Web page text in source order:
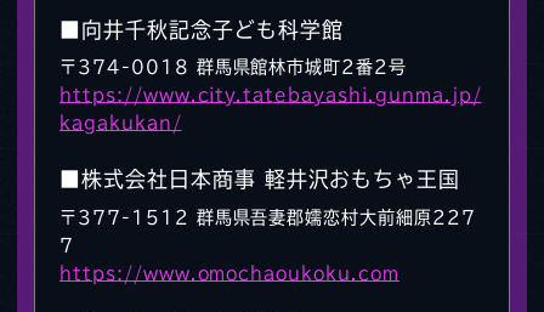
■向井千秋記念子ども科学館
〒374-0018 群馬県館林市城町2番2号
https://www.city.tatebayashi.gunma.jp/
kagakukan/
■株式会社日本商事 軽井沢おもちゃ王国
〒377-1512 群馬県吾妻郡嬬恋村大前細原227
7
https://www.omochaoukoku.com